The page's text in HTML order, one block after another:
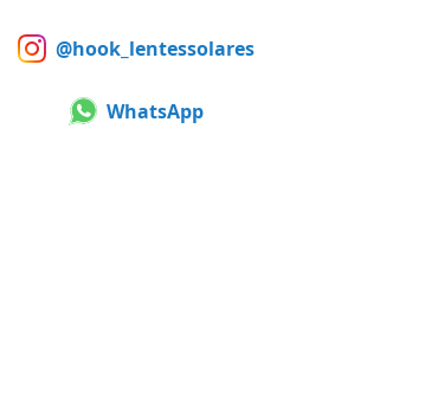
@hook_lentessolares
WhatsApp